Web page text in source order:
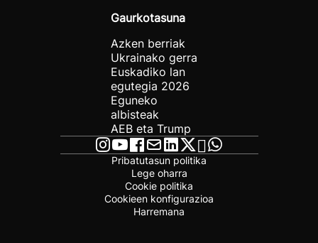
Gaurkotasuna
Azken berriak
Ukrainako gerra
Euskadiko lan
egutegia 2026
Eguneko
albisteak
AEB eta Trump
Pribatutasun politika
Lege oharra
Cookie politika
Cookieen konfigurazioa
Harremana